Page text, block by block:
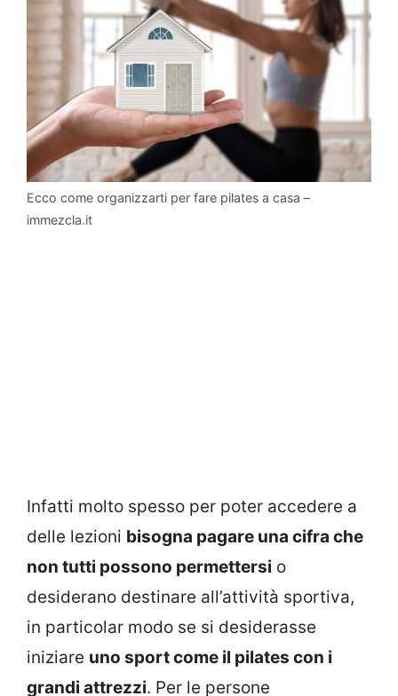
Ecco come organizzarti per fare pilates a casa –
immezcla.it
Infatti molto spesso per poter accedere a
delle lezioni bisogna pagare una cifra che
non tutti possono permettersi o
desiderano destinare all’attività sportiva,
in particolar modo se si desiderasse
iniziare uno sport come il pilates con i
grandi attrezzi. Per le persone